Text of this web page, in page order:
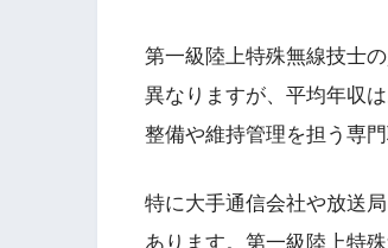
第一級陸上特殊無線技士
異なりますが、平均年収
整備や維持管理を担う専
特に大手通信会社や放送
あります。第一級陸上特